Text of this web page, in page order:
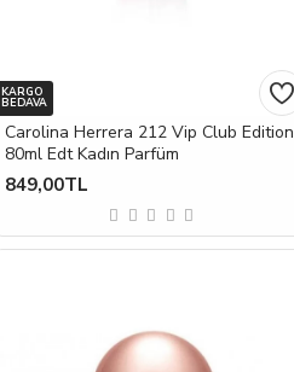
KARGO
BEDAVA
Carolina Herrera 212 Vip Club Edition
80ml Edt Kadın Parfüm
849,00TL